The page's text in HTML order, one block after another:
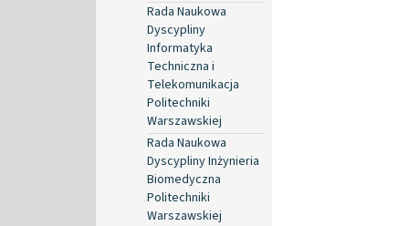
Rada Naukowa
Dyscypliny
Informatyka
Techniczna i
Telekomunikacja
Politechniki
Warszawskiej
Rada Naukowa
Dyscypliny Inżynieria
Biomedyczna
Politechniki
Warszawskiej